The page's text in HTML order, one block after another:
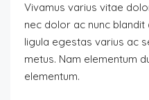
Vivamus varius vitae
nec dolor ac nunc blandit
ligula egestas varius ac
metus. Nam elementum
elementum.